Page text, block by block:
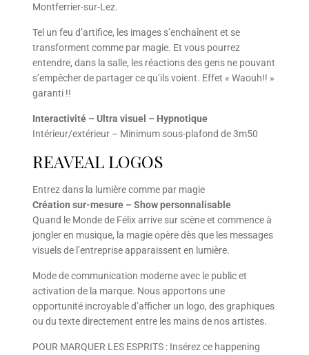
Montferrier-sur-Lez.
Tel un feu d’artifice, les images s’enchaînent et se
transforment comme par magie. Et vous pourrez
entendre, dans la salle, les réactions des gens ne pouvant
s’empêcher de partager ce qu’ils voient. Effet « Waouh!! »
garanti !!
Interactivité – Ultra visuel – Hypnotique
Intérieur/extérieur – Minimum sous-plafond de 3m50
REAVEAL LOGOS
Entrez dans la lumière comme par magie
Création sur-mesure – Show personnalisable
Quand le Monde de Félix arrive sur scène et commence à
jongler en musique, la magie opère dès que les messages
visuels de l’entreprise apparaissent en lumière.
Mode de communication moderne avec le public et
activation de la marque. Nous apportons une
opportunité incroyable d’afficher un logo, des graphiques
ou du texte directement entre les mains de nos artistes.
POUR MARQUER LES ESPRITS : Insérez ce happening